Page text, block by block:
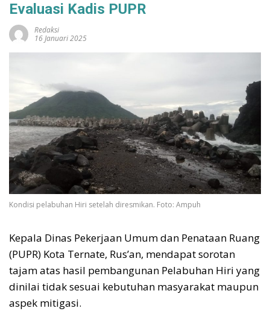
Evaluasi Kadis PUPR
Redaksi
16 Januari 2025
Kondisi pelabuhan Hiri setelah diresmikan. Foto: Ampuh
Kepala Dinas Pekerjaan Umum dan Penataan Ruang
(PUPR) Kota Ternate, Rus’an, mendapat sorotan
tajam atas hasil pembangunan Pelabuhan Hiri yang
dinilai tidak sesuai kebutuhan masyarakat maupun
aspek mitigasi.